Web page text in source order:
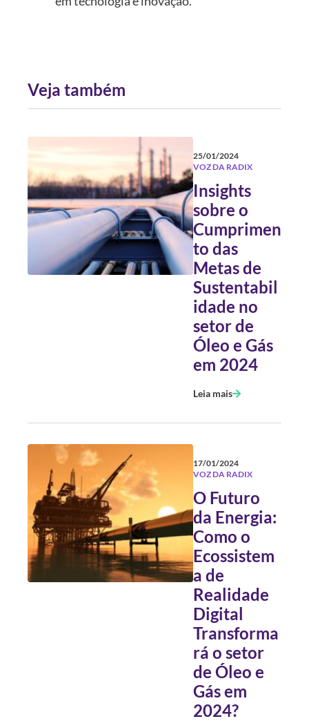
Veja também
25/01/2024
VOZ DA RADIX
Insights
sobre o
Cumprimen
to das
Metas de
Sustentabil
idade no
setor de
Óleo e Gás
em 2024
Leia mais
17/01/2024
VOZ DA RADIX
O Futuro
da Energia:
Como o
Ecossistem
a de
Realidade
Digital
Transforma
rá o setor
de Óleo e
Gás em
2024?